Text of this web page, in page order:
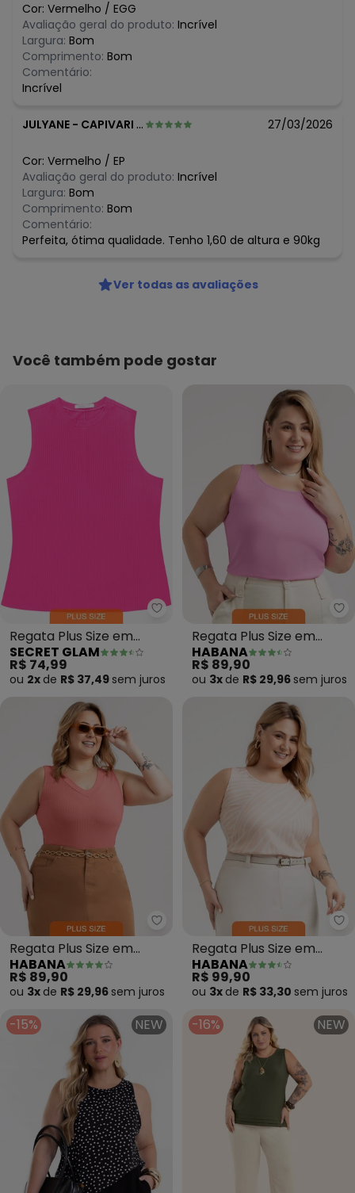
Cor: Vermelho / EGG
Avaliação geral do produto: Incrível
Largura: Bom
Comprimento: Bom
Comentário:
Incrível
JULYANE - CAPIVARI DE BAIXO - SC 27/03/2026
Cor: Vermelho / EP
Avaliação geral do produto: Incrível
Largura: Bom
Comprimento: Bom
Comentário:
Perfeita, ótima qualidade. Tenho 1,60 de altura e 90kg
Ver todas as avaliações
Você também pode gostar
Secret Glam - Regata Plus Size
Regata Plus Size em
Ribana (Rosa)
SECRET GLAM
R$ 74,99
ou 2x de R$ 37,49 sem juros
Regata Plus Size em
Misturinha (Rosa)
HABANA
R$ 89,90
ou 3x de R$ 29,96 sem juros
Habana - Regata Plus Size em
Regata Plus Size em
Canelado (Rosa)
HABANA
R$ 89,90
ou 3x de R$ 29,96 sem juros
Regata Plus Size em
Misturinha (Rosa)
HABANA
R$ 99,90
ou 3x de R$ 33,30 sem juros
-15% NEW -16% NEW